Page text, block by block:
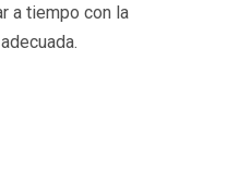
a tiempo con la